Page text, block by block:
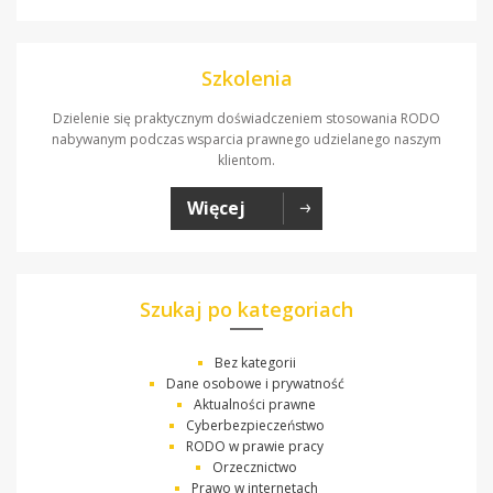
Szkolenia
Dzielenie się praktycznym doświadczeniem stosowania RODO
nabywanym podczas wsparcia prawnego udzielanego naszym
klientom.
Więcej
Szukaj po kategoriach
Bez kategorii
Dane osobowe i prywatność
Aktualności prawne
Cyberbezpieczeństwo
RODO w prawie pracy
Orzecznictwo
Prawo w internetach